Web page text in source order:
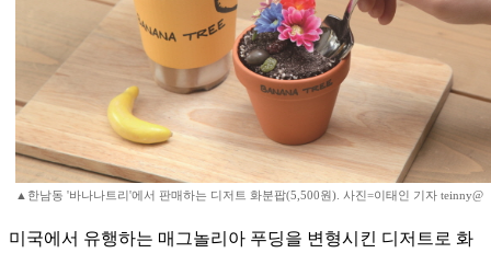
▲한남동 '바나나트리'에서 판매하는 디저트 화분팝(5,500원). 사진=이태인 기자 teinny@
미국에서 유행하는 매그놀리아 푸딩을 변형시킨 디저트로 화